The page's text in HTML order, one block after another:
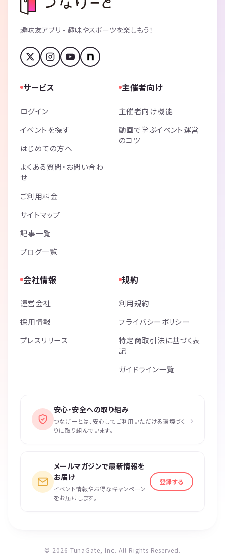
趣味友アプリ - 趣味やスポーツを楽しもう！
サービス
ログイン
イベントを探す
はじめての方へ
よくある質問・お問い合わ
せ
ご利用料金
サイトマップ
記事一覧
ブログ一覧
主催者向け
主催者向け機能
動画で学ぶイベント運営
のコツ
会社情報
運営会社
採用情報
プレスリリース
規約
利用規約
プライバシーポリシー
特定商取引法に基づく表
記
ガイドライン一覧
安心・安全への取り組み
つなげーとは、安心してご利用いただける環境づく
りに取り組んでいます。
›
メールマガジンで最新情報を
お届け
イベント情報やお得なキャンペーン
をお届けします。
登録する
© 2026 TunaGate, Inc. All Rights Reserved.